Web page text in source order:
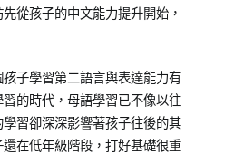
從孩子的中文能力提升開始，
子學習第二語言與表達能力有
的時代，母語學習已不像以往
習卻深深影響著孩子往後的其
在低年級階段，打好基礎很重